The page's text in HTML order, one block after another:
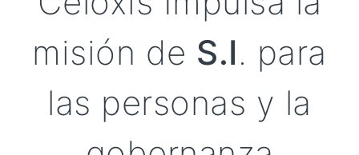
misión de S.I. para
las personas y la